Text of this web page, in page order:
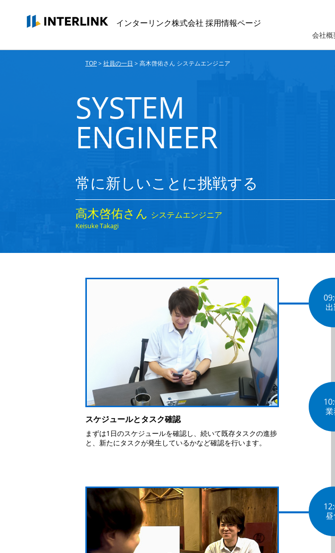
インターリンク株式会社 採用情報ページ
会社概
TOP>社員の一日 >高木啓佑さん システムエンジニア
SYSTEM
ENGINEER
常に新しいことに挑戦する
高木啓佑さん システムエンジニア
Keisuke Takagi
スケジュールとタスク確認
まずは1日のスケジュールを確認し、続いて既存タスクの進捗
と、新たにタスクが発生しているかなど確認を行います。